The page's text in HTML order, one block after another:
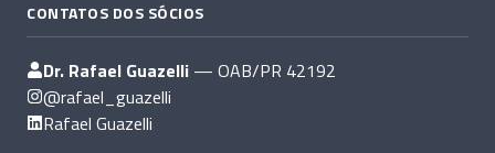
CONTATOS DOS SÓCIOS
Dr. Rafael Guazelli — OAB/PR 42192
@rafael_guazelli
Rafael Guazelli